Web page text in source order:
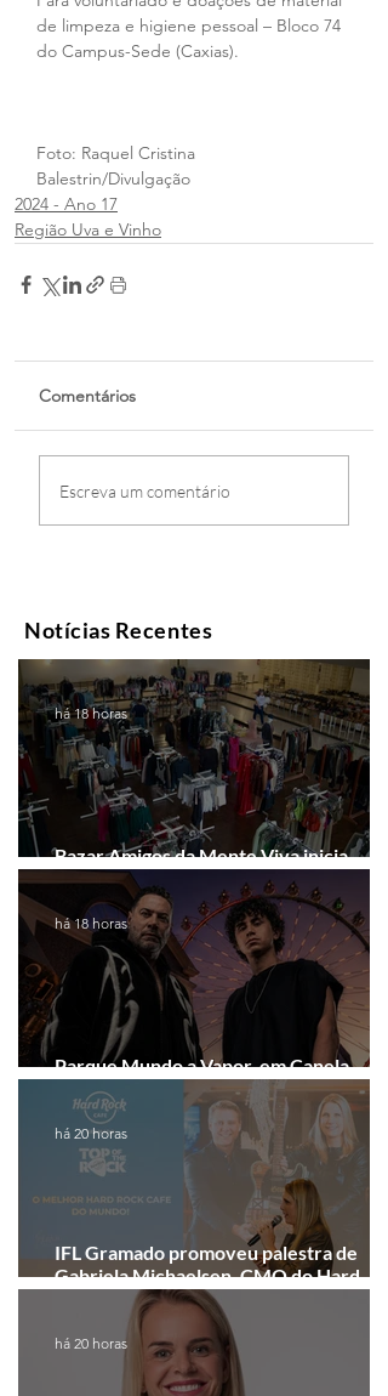
de limpeza e higiene pessoal – Bloco 74
do Campus-Sede (Caxias).
Foto: Raquel Cristina
Balestrin/Divulgação
2024 - Ano 17
Região Uva e Vinho
Comentários
Escreva um comentário
Notícias Recentes
Bazar Amigos da Mente Viva inicia
arrecadação em Gramado e Canela
há 18 horas
Parque Mundo a Vapor, em Canela,
recebe festival eletrônico em agosto
há 18 horas
IFL Gramado promoveu palestra de
Gabriela Michaelsen, CMO do Hard
Rock Cafe Gramado
há 20 horas
há 20 horas